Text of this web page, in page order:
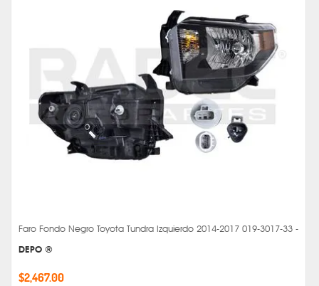
Faro Fondo Negro Toyota Tundra Izquierdo 2014-2017 019-3017-33 -
DEPO ®
$2,467.00